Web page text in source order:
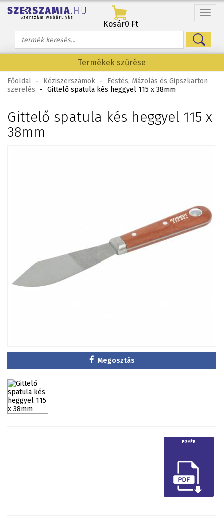
Menü
Kosár0 Ft
Termékek szűrése
Főoldal - Kéziszerszámok -
Festés, Mázolás és Gipszkarton
szerelés
- Gittelő spatula kés heggyel 115 x 38mm
Gittelő spatula kés heggyel 115 x
38mm
Megosztás
EGYÉB